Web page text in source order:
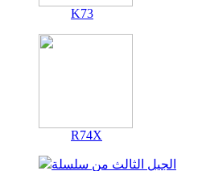
K73
R74X
الجيل الثالث من سلسلة